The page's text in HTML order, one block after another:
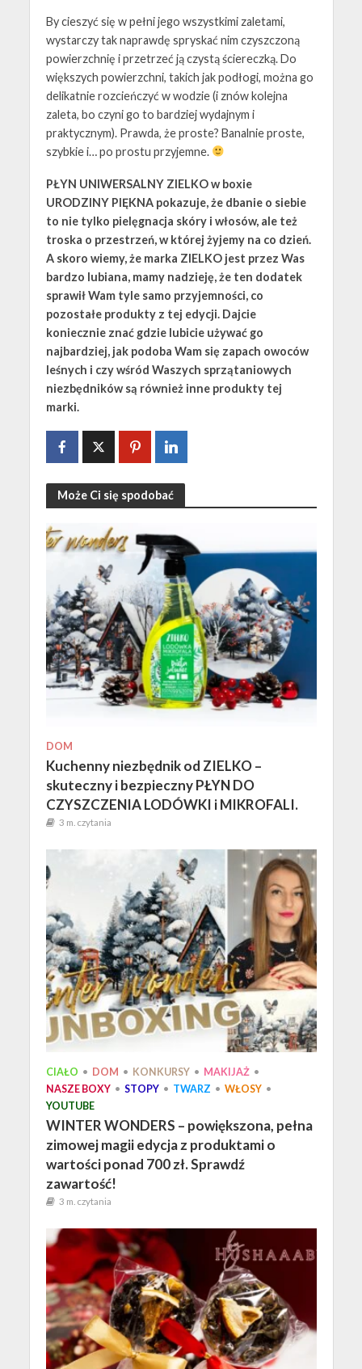
By cieszyć się w pełni jego wszystkimi zaletami,
wystarczy tak naprawdę spryskać nim czyszczoną
powierzchnię i przetrzeć ją czystą ściereczką. Do
większych powierzchni, takich jak podłogi, można go
delikatnie rozcieńczyć w wodzie (i znów kolejna
zaleta, bo czyni go to bardziej wydajnym i
praktycznym). Prawda, że proste? Banalnie proste,
szybkie i… po prostu przyjemne.
PŁYN UNIWERSALNY ZIELKO w boxie
URODZINY PIĘKNA pokazuje, że dbanie o siebie
to nie tylko pielęgnacja skóry i włosów, ale też
troska o przestrzeń, w której żyjemy na co dzień.
A skoro wiemy, że marka ZIELKO jest przez Was
bardzo lubiana, mamy nadzieję, że ten dodatek
sprawił Wam tyle samo przyjemności, co
pozostałe produkty z tej edycji. Dajcie
koniecznie znać gdzie lubicie używać go
najbardziej, jak podoba Wam się zapach owoców
leśnych i czy wśród Waszych sprzątaniowych
niezbędników są również inne produkty tej
marki.
Może Ci się spodobać
DOM
Kuchenny niezbędnik od ZIELKO –
skuteczny i bezpieczny PŁYN DO
CZYSZCZENIA LODÓWKI i MIKROFALI.
3 m. czytania
CIAŁO • DOM • KONKURSY • MAKIJAŻ •
NASZE BOXY • STOPY • TWARZ • WŁOSY •
YOUTUBE
WINTER WONDERS – powiększona, pełna
zimowej magii edycja z produktami o
wartości ponad 700 zł. Sprawdź
zawartość!
3 m. czytania